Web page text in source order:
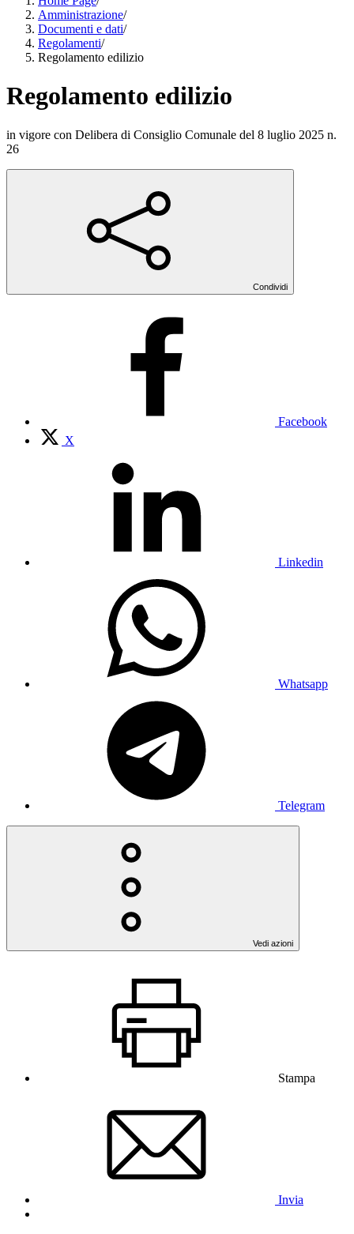
Amministrazione/
Documenti e dati/
Regolamenti/
Regolamento edilizio
Regolamento edilizio
in vigore con Delibera di Consiglio Comunale del 8 luglio 2025 n.
26
Condividi
Facebook
X
Linkedin
Whatsapp
Telegram
Vedi azioni
Stampa
Invia